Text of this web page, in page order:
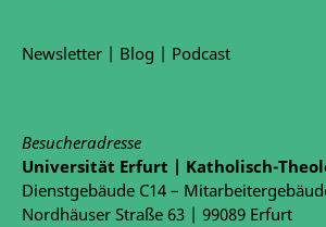
Newsletter | Blog | Podcast
Besucheradresse
Universität Erfurt | Katholisch-
Dienstgebäude C14 –
Nordhäuser Straße 63 | 99089 Erfurt